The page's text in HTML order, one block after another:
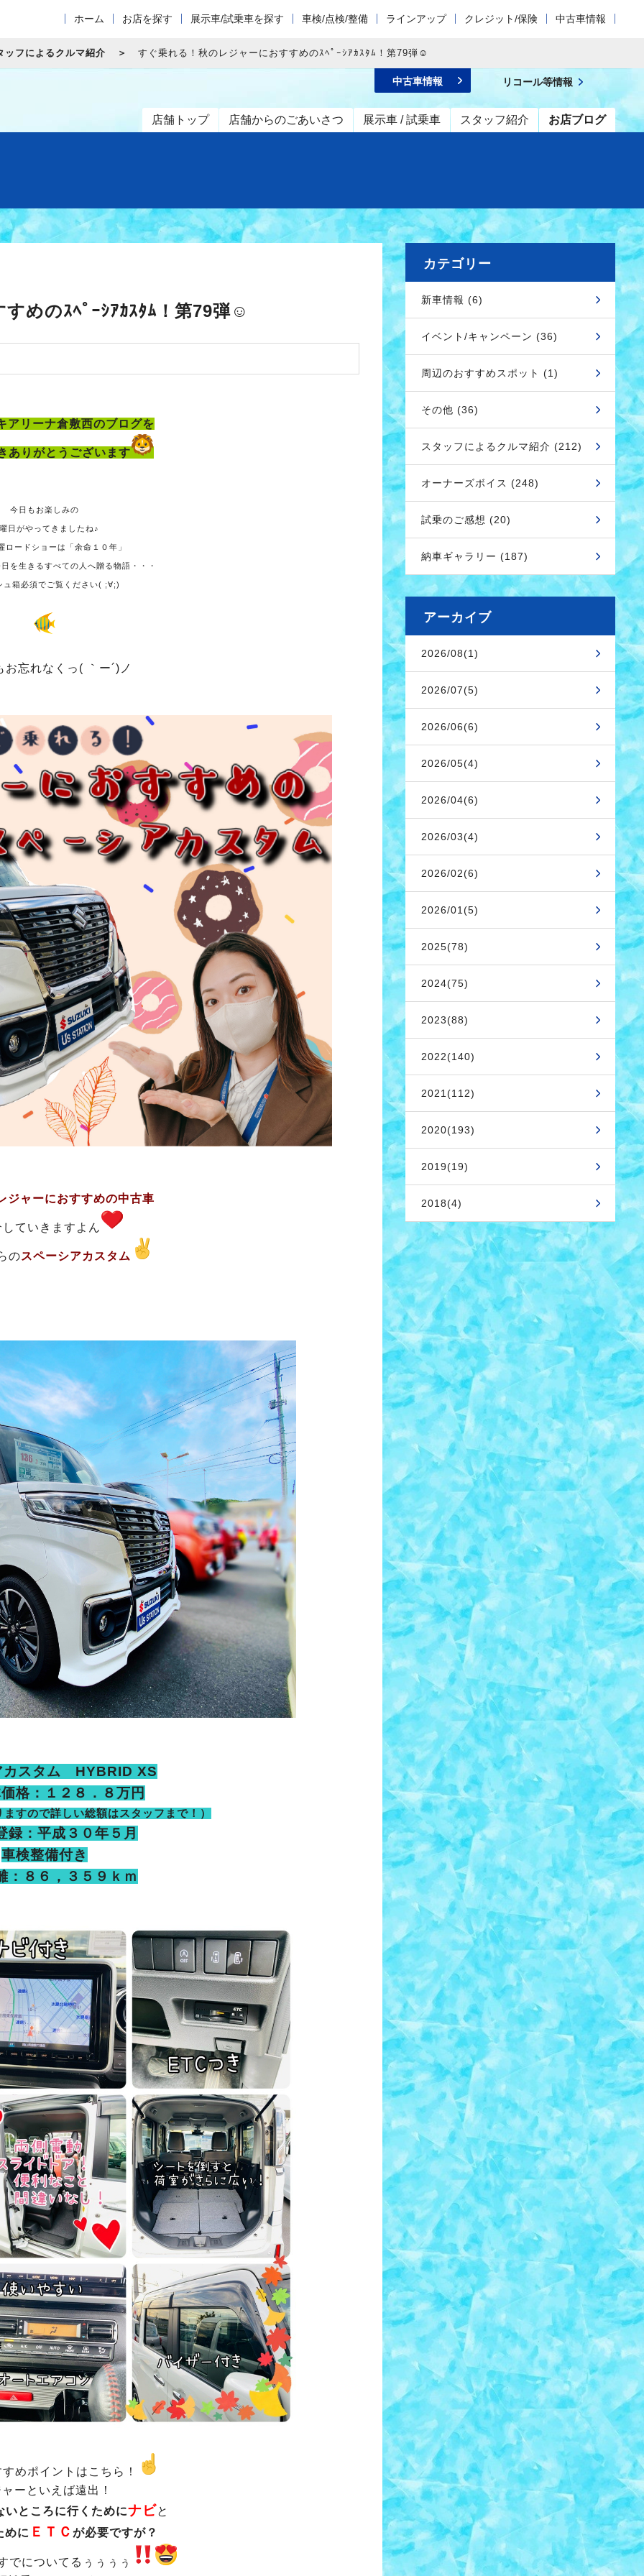
ホーム お店を探す 展示車/試乗車を探す 車検/点検/整備 ラインアップ クレジット/保険 中古車情報
ッフによるクルマ紹介 すぐ乗れる！秋のレジャーにおすすめのｽﾍﾟｰｼｱｶｽﾀﾑ！第79弾☺
店舗トップ 店舗からのごあいさつ 展示車 / 試乗車 スタッフ紹介 お店ブログ
中古車情報 リコール等情報
めのｽﾍﾟｰｼｱｶｽﾀﾑ！第79弾☺
アリーナ倉敷西のブログを
ありがとうございます
今日もお楽しみの
日がやってきましたね♪
ロードショーは「余命１０年」
を生きるすべての人へ贈る物語・・・
ュ箱必須でご覧ください( ;∀;)
お忘れなくっ( ｀ー´)ノ
ジャーにおすすめの中古車
ていきますよん
のスペーシアカスタム
カスタム HYBRID XS
格：１２８．８万円
すので詳しい総額はスタッフまで！）
録：平成３０年５月
車検整備付き
：８６，３５９ｋｍ
めポイントはこちら！
ーといえば遠出！
いところに行くためにナビと
めに ＥＴＣ が必要ですが？
でについてるぅぅぅぅ
カテゴリー
新車情報 (6)
イベント/キャンペーン (36)
周辺のおすすめスポット (1)
その他 (36)
スタッフによるクルマ紹介 (212)
オーナーズボイス (248)
試乗のご感想 (20)
納車ギャラリー (187)
アーカイブ
2026/08(1)
2026/07(5)
2026/06(6)
2026/05(4)
2026/04(6)
2026/03(4)
2026/02(6)
2026/01(5)
2025(78)
2024(75)
2023(88)
2022(140)
2021(112)
2020(193)
2019(19)
2018(4)